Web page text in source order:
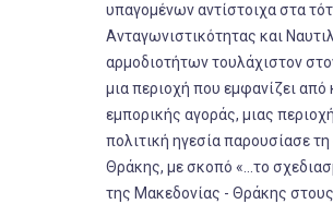
υπαγομένων αντίστοιχα στα
Ανταγωνιστικότητας και
αρμοδιοτήτων τουλάχιστον
μια περιοχή που εμφανίζει
εμπορικής αγοράς, μιας
πολιτική ηγεσία παρουσίασε
Θράκης, με σκοπό «...το
της Μακεδονίας - Θράκης στους